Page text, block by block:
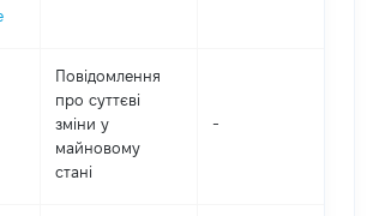
Повідомлення
про суттєві
зміни y
майновому
стані
-